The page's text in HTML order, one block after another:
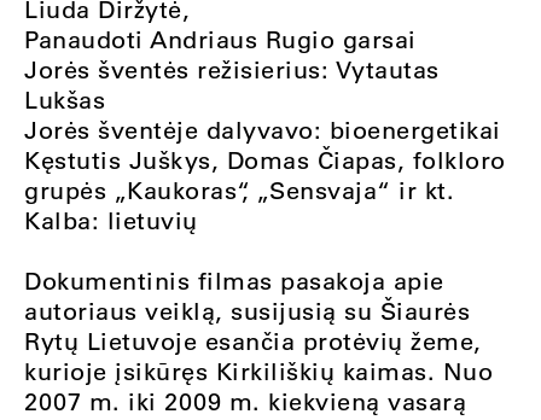
Liuda Diržytė,
Panaudoti Andriaus Rugio garsai
Jorės šventės režisierius: Vytautas
Lukšas
Jorės šventėje dalyvavo: bioenergetikai
Kęstutis Juškys, Domas Čiapas, folkloro
grupės „Kaukoras“, „Sensvaja“ ir kt.
Kalba: lietuvių
Dokumentinis filmas pasakoja apie
autoriaus veiklą, susijusią su Šiaurės
Rytų Lietuvoje esančia protėvių žeme,
kurioje įsikūręs Kirkiliškių kaimas. Nuo
2007 m. iki 2009 m. kiekvieną vasarą